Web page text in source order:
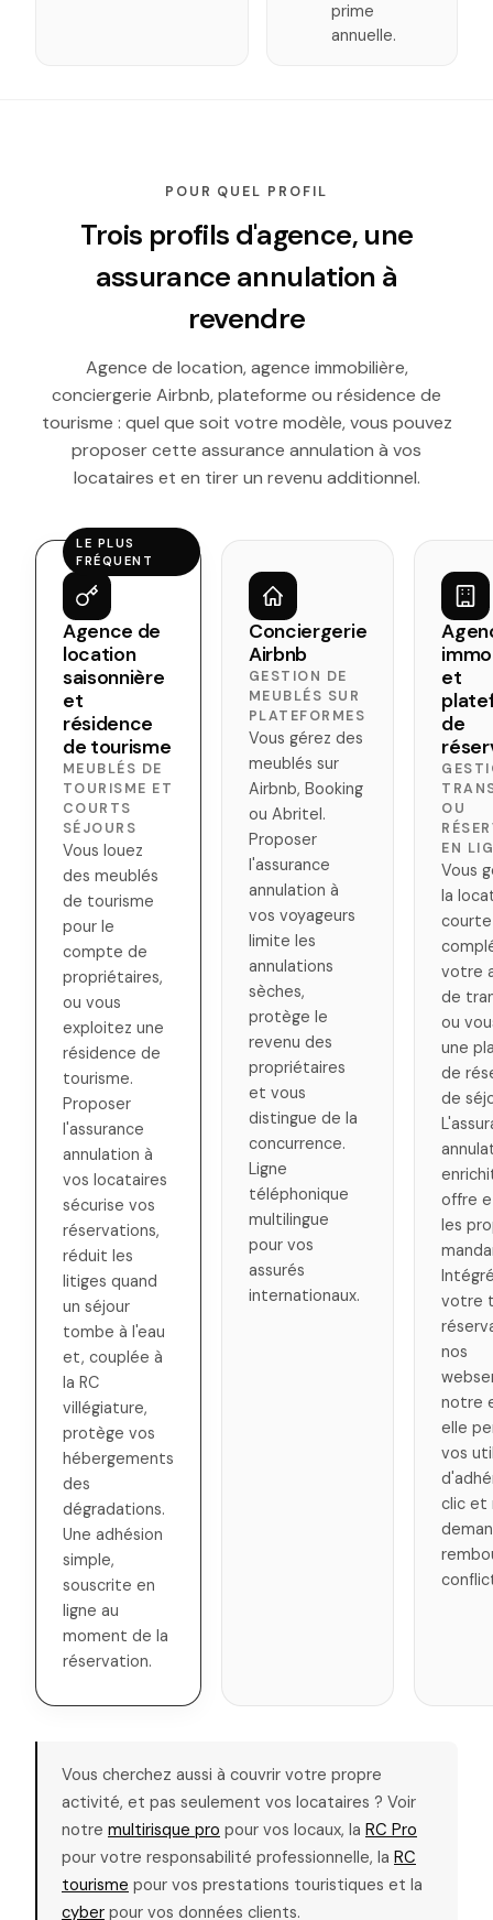
prime
annuelle.
POUR QUEL PROFIL
Trois profils d'agence, une
assurance annulation à
revendre
Agence de location, agence immobilière,
conciergerie Airbnb, plateforme ou résidence de
tourisme : quel que soit votre modèle, vous pouvez
proposer cette assurance annulation à vos
locataires et en tirer un revenu additionnel.
LE PLUS
FRÉQUENT
Agence de
location
saisonnière
et
résidence
de tourisme
MEUBLÉS DE
TOURISME ET
COURTS
SÉJOURS
Vous louez
des meublés
de tourisme
pour le
compte de
propriétaires,
ou vous
exploitez une
résidence de
tourisme.
Proposer
l'assurance
annulation à
vos locataires
sécurise vos
réservations,
réduit les
litiges quand
un séjour
tombe à l'eau
et, couplée à
la RC
villégiature,
protège vos
hébergements
des
dégradations.
Une adhésion
simple,
souscrite en
ligne au
moment de la
réservation.
Conciergerie
Airbnb
GESTION DE
MEUBLÉS SUR
PLATEFORMES
Vous gérez des
meublés sur
Airbnb, Booking
ou Abritel.
Proposer
l'assurance
annulation à
vos voyageurs
limite les
annulations
sèches,
protège le
revenu des
propriétaires
et vous
distingue de la
concurrence.
Ligne
téléphonique
multilingue
pour vos
assurés
internationaux.
et
de
OU
EN
Vous
la
votre
de
ou
une
de
de
offre
les
votre
nos
notre
elle
vos
clic et
Vous cherchez aussi à couvrir votre propre
activité, et pas seulement vos locataires ? Voir
notre multirisque pro pour vos locaux, la RC Pro
pour votre responsabilité professionnelle, la RC
tourisme pour vos prestations touristiques et la
cyber pour vos données clients.